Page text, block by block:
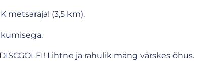
metsarajal (3,5 km).
Lihtne ja rahulik mäng värskes õhus.